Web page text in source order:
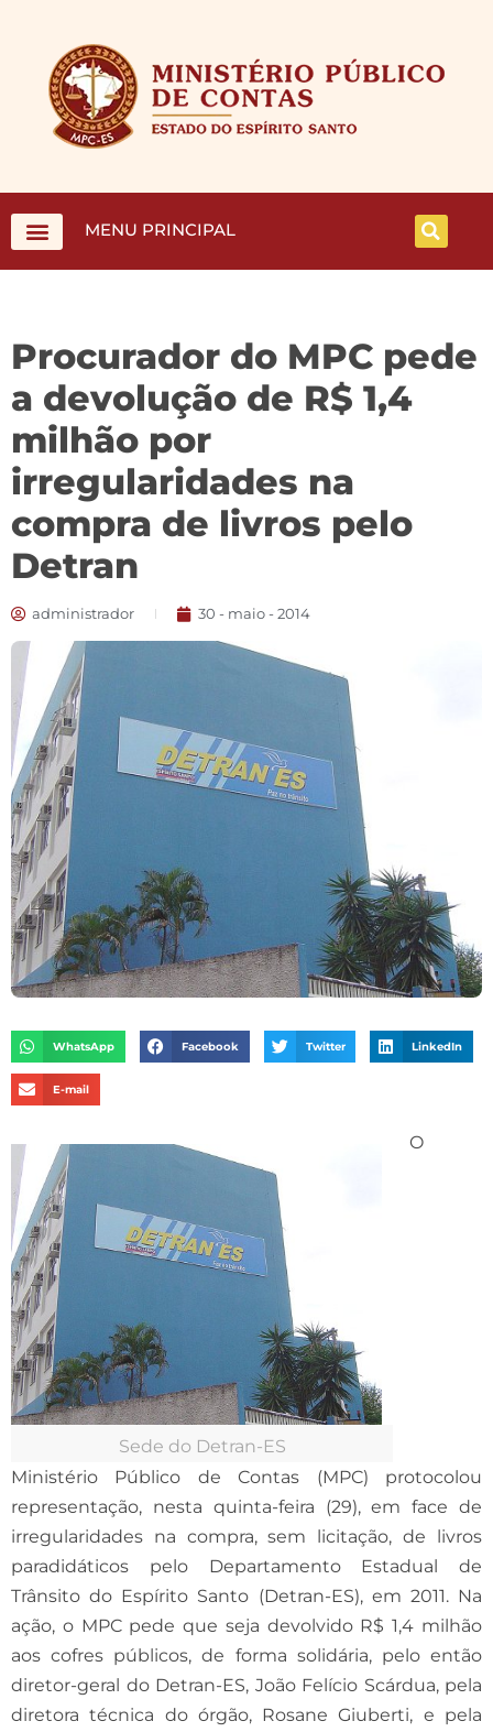
MENU PRINCIPAL
Procurador do MPC pede
a devolução de R$ 1,4
milhão por
irregularidades na
compra de livros pelo
Detran
administrador 30 - maio - 2014
WhatsApp Facebook Twitter LinkedIn
E-mail
Sede do Detran-ES
O
Ministério Público de Contas (MPC) protocolou
representação, nesta quinta-feira (29), em face de
irregularidades na compra, sem licitação, de livros
paradidáticos pelo Departamento Estadual de
Trânsito do Espírito Santo (Detran-ES), em 2011. Na
ação, o MPC pede que seja devolvido R$ 1,4 milhão
aos cofres públicos, de forma solidária, pelo então
diretor-geral do Detran-ES, João Felício Scárdua, pela
diretora técnica do órgão, Rosane Giuberti, e pela